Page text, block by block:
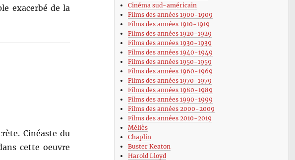
exacerbé de la
Cinéaste du
cette oeuvre
Cinéma sud-américain
Films des années 1900-1909
Films des années 1910-1919
Films des années 1920-1929
Films des années 1930-1939
Films des années 1940-1949
Films des années 1950-1959
Films des années 1960-1969
Films des années 1970-1979
Films des années 1980-1989
Films des années 1990-1999
Films des années 2000-2009
Films des années 2010-2019
Méliès
Chaplin
Buster Keaton
Harold Lloyd